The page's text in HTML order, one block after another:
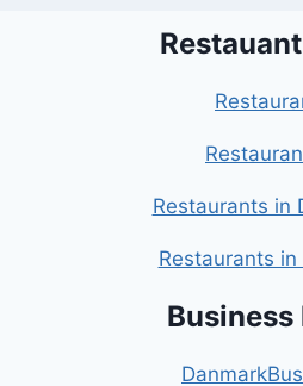
Restaurants in
Restaurants